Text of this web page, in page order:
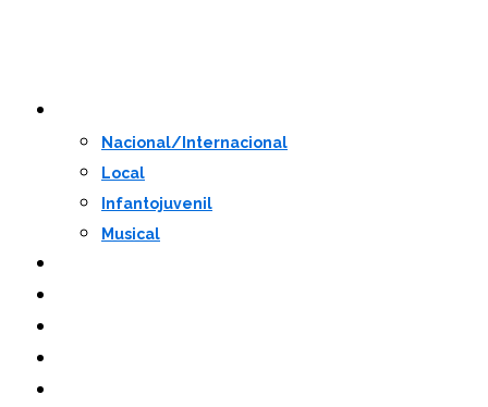
Nacional/Internacional
Local
Infantojuvenil
Musical